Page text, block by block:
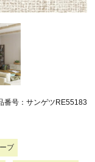
番号：サンゲツRE55183
ブ